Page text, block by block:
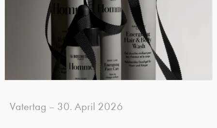
Vatertag – 30. April 2026